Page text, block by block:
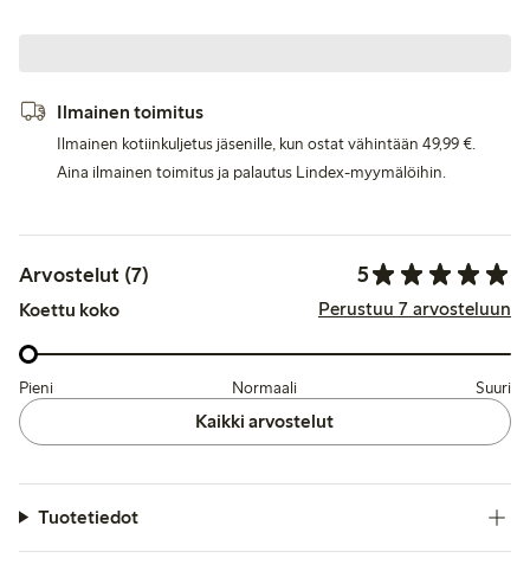
Ilmainen toimitus
Ilmainen kotiinkuljetus jäsenille, kun ostat vähintään 49,99 €.
Aina ilmainen toimitus ja palautus Lindex-myymälöihin.
Arvostelut (7) 5
Koettu koko Perustuu 7 arvosteluun
Pieni Normaali Suuri
Kaikki arvostelut
Tuotetiedot